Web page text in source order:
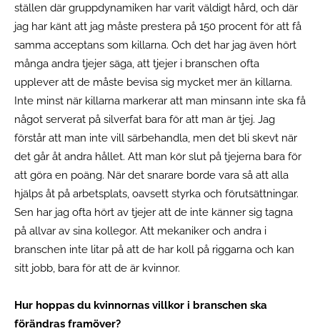
ställen där gruppdynamiken har varit väldigt hård, och där
jag har känt att jag måste prestera på 150 procent för att få
samma acceptans som killarna. Och det har jag även hört
många andra tjejer säga, att tjejer i branschen ofta
upplever att de måste bevisa sig mycket mer än killarna.
Inte minst när killarna markerar att man minsann inte ska få
något serverat på silverfat bara för att man är tjej. Jag
förstår att man inte vill särbehandla, men det bli skevt när
det går åt andra hållet. Att man kör slut på tjejerna bara för
att göra en poäng. När det snarare borde vara så att alla
hjälps åt på arbetsplats, oavsett styrka och förutsättningar.
Sen har jag ofta hört av tjejer att de inte känner sig tagna
på allvar av sina kollegor. Att mekaniker och andra i
branschen inte litar på att de har koll på riggarna och kan
sitt jobb, bara för att de är kvinnor.
Hur hoppas du kvinnornas villkor i branschen ska
förändras framöver?